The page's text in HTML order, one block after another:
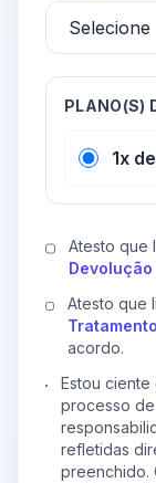
PLANO(S)
1x
Atesto que
Atesto que
acordo.
Estou
processo de
refletidas
preenchido.